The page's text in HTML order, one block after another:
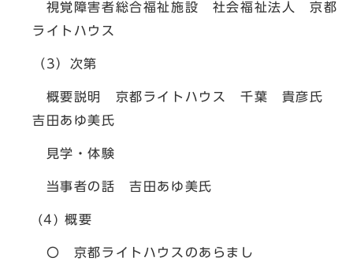
視覚障害者総合福祉施設 社会福祉法人 京都
ライトハウス
（3）次第
概要説明 京都ライトハウス 千葉 貴彦氏
吉田あゆ美氏
見学・体験
当事者の話 吉田あゆ美氏
(4) 概要
〇 京都ライトハウスのあらまし